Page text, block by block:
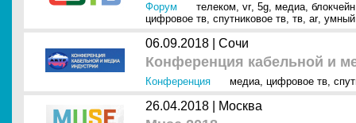
Форум телеком, vr, 5g, медиа, блокчейн
цифровое тв, спутниковое тв, тв, ar,
06.09.2018 | Сочи
Конференция кабельной и
Конференция медиа, цифровое тв,
26.04.2018 | Москва